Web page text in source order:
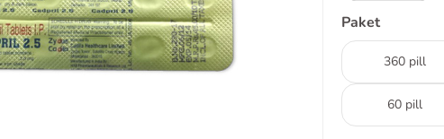
Paket
360 pill
60 pill